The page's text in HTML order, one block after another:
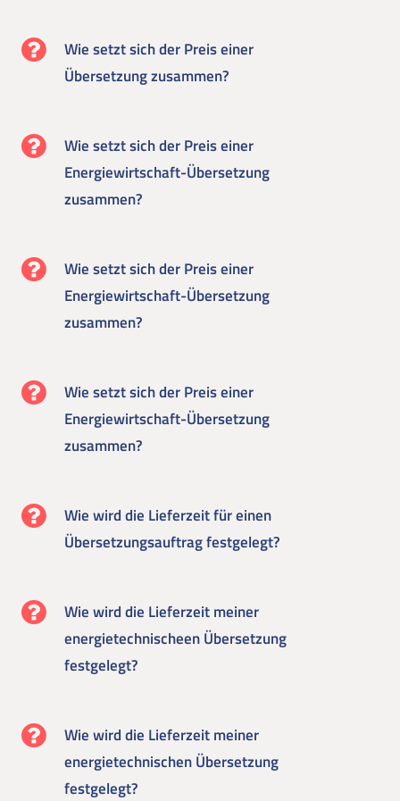
Wie setzt sich der Preis einer
Übersetzung zusammen?
Wie setzt sich der Preis einer
Energiewirtschaft-Übersetzung
zusammen?
Wie setzt sich der Preis einer
Energiewirtschaft-Übersetzung
zusammen?
Wie setzt sich der Preis einer
Energiewirtschaft-Übersetzung
zusammen?
Wie wird die Lieferzeit für einen
Übersetzungsauftrag festgelegt?
Wie wird die Lieferzeit meiner
energietechnischeen Übersetzung
festgelegt?
Wie wird die Lieferzeit meiner
energietechnischen Übersetzung
festgelegt?